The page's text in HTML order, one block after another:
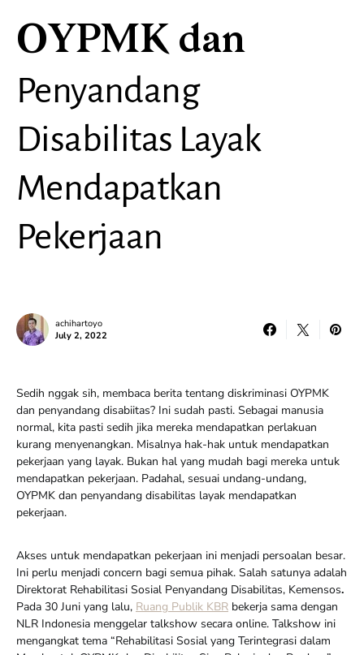
OYPMK dan
Penyandang
Disabilitas Layak
Mendapatkan
Pekerjaan
achihartoyo
July 2, 2022
Sedih nggak sih, membaca berita tentang diskriminasi OYPMK
dan penyandang disabiitas? Ini sudah pasti. Sebagai manusia
normal, kita pasti sedih jika mereka mendapatkan perlakuan
kurang menyenangkan. Misalnya hak-hak untuk mendapatkan
pekerjaan yang layak. Bukan hal yang mudah bagi mereka untuk
mendapatkan pekerjaan. Padahal, sesuai undang-undang,
OYPMK dan penyandang disabilitas layak mendapatkan
pekerjaan.
Akses untuk mendapatkan pekerjaan ini menjadi persoalan besar.
Ini perlu menjadi concern bagi semua pihak. Salah satunya adalah
Direktorat Rehabilitasi Sosial Penyandang Disabilitas, Kemensos.
Pada 30 Juni yang lalu, Ruang Publik KBR bekerja sama dengan
NLR Indonesia menggelar talkshow secara online. Talkshow ini
mengangkat tema “Rehabilitasi Sosial yang Terintegrasi dalam